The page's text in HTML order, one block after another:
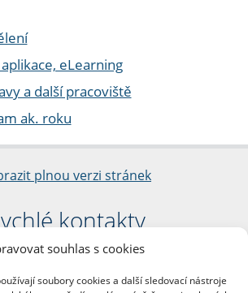
souhlas s cookies
soubory cookies a další sledovací nástroje
eLearning
a další pracoviště
ak. roku
plnou verzi stránek
kontakty
Filozofická fakulta
Jana Palacha 1/2